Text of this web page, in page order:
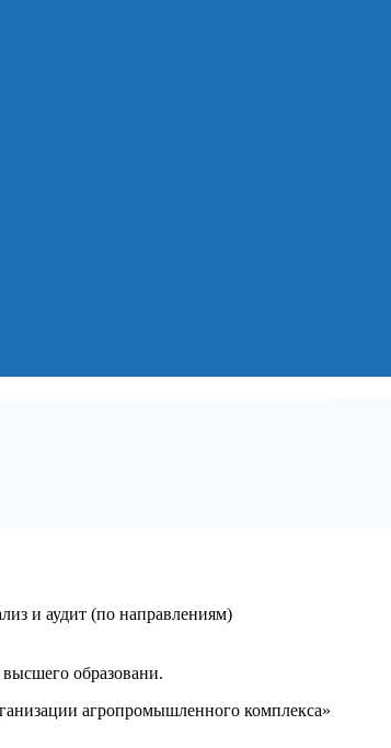
и аудит (по направлениям)
образовани.
агропромышленного комплекса»